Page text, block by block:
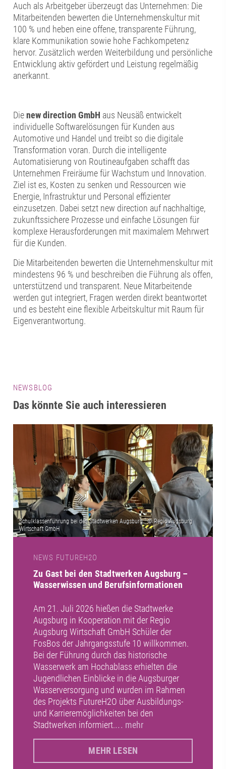
Auch als Arbeitgeber überzeugt das Unternehmen: Die
Mitarbeitenden bewerten die Unternehmenskultur mit
100 % und heben eine offene, transparente Führung,
klare Kommunikation sowie hohe Fachkompetenz
hervor. Zusätzlich werden Weiterbildung und persönliche
Entwicklung aktiv gefördert und Leistung regelmäßig
anerkannt.
Dienew direction GmbH aus Neusäß entwickelt
individuelle Softwarelösungen für Kunden aus
Automotive und Handel und treibt so die digitale
Transformation voran. Durch die intelligente
Automatisierung von Routineaufgaben schafft das
Unternehmen Freiräume für Wachstum und Innovation.
Ziel ist es, Kosten zu senken und Ressourcen wie
Energie, Infrastruktur und Personal effizienter
einzusetzen. Dabei setzt new direction auf nachhaltige,
zukunftssichere Prozesse und einfache Lösungen für
komplexe Herausforderungen mit maximalem Mehrwert
für die Kunden.
Die Mitarbeitenden bewerten die Unternehmenskultur mit
mindestens 96 % und beschreiben die Führung als offen,
unterstützend und transparent. Neue Mitarbeitende
werden gut integriert, Fragen werden direkt beantwortet
und es besteht eine flexible Arbeitskultur mit Raum für
Eigenverantwortung.
NEWSBLOG
Das könnte Sie auch interessieren
NEWS FUTUREH2O
Zu Gast bei den Stadtwerken Augsburg –
Wasserwissen und Berufsinformationen
Am 21. Juli 2026 hießen die Stadtwerke
Augsburg in Kooperation mit der Regio
Augsburg Wirtschaft GmbH Schüler der
FosBos der Jahrgangsstufe 10 willkommen.
Bei der Führung durch das historische
Wasserwerk am Hochablass erhielten die
Jugendlichen Einblicke in die Augsburger
Wasserversorgung und wurden im Rahmen
des Projekts FutureH2O über Ausbildungs-
und Karrieremöglichkeiten bei den
Stadtwerken informiert.... mehr
MEHR LESEN